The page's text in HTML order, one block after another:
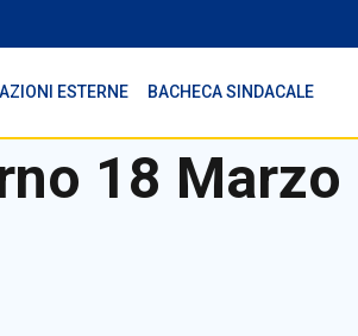
ESTERNE BACHECA SINDACALE
18 Marzo